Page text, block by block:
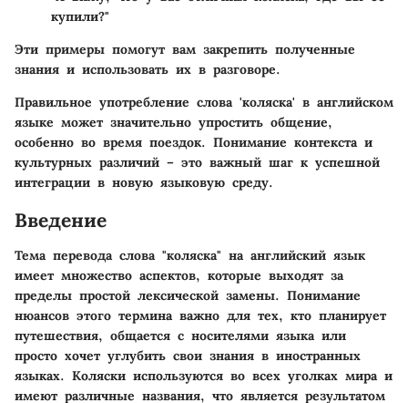
купили?"
Эти примеры помогут вам закрепить полученные
знания и использовать их в разговоре.
Правильное употребление слова 'коляска' в английском
языке может значительно упростить общение,
особенно во время поездок. Понимание контекста и
культурных различий – это важный шаг к успешной
интеграции в новую языковую среду.
Введение
Тема перевода слова "коляска" на английский язык
имеет множество аспектов, которые выходят за
пределы простой лексической замены. Понимание
нюансов этого термина важно для тех, кто планирует
путешествия, общается с носителями языка или
просто хочет углубить свои знания в иностранных
языках. Коляски используются во всех уголках мира и
имеют различные названия, что является результатом